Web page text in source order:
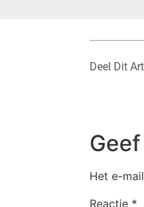
Deel Dit
Het e-
Reactie *